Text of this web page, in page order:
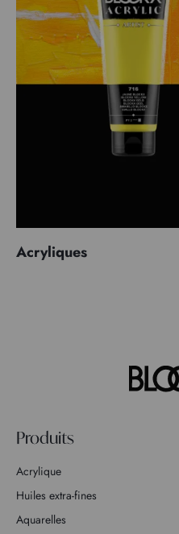
Acryliques
Produits
Acrylique
Huiles extra-fines
Aquarelles